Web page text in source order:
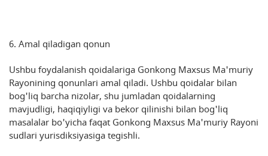
6. Amal qiladigan qonun
Ushbu foydalanish qoidalariga Gonkong Maxsus Ma'muriy
Rayonining qonunlari amal qiladi. Ushbu qoidalar bilan
bog'liq barcha nizolar, shu jumladan qoidalarning
mavjudligi, haqiqiyligi va bekor qilinishi bilan bog'liq
masalalar bo'yicha faqat Gonkong Maxsus Ma'muriy Rayoni
sudlari yurisdiksiyasiga tegishli.